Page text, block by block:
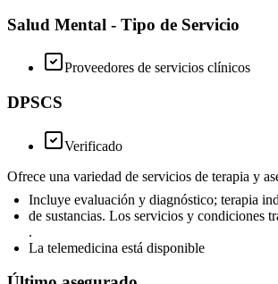
Salud Mental - Tipo de Servicio
Proveedores de servicios clínicos
DPSCS
Verificado
Ofrece una variedad de servicios de terapia y
Incluye evaluación y diagnóstico; terapia
de sustancias. Los servicios y condiciones
.
La telemedicina está disponible